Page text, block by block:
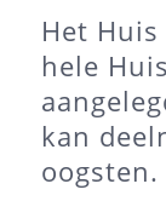
Het
hele
kan
oogsten.